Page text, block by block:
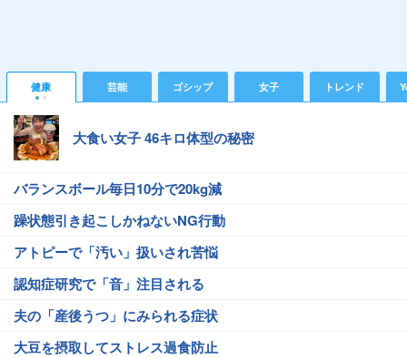
健康 芸能 ゴシップ 女子 トレンド
大食い女子 46キロ体型の秘密
バランスボール毎日10分で20kg減
躁状態引き起こしかねないNG行動
アトピーで「汚い」扱いされ苦悩
認知症研究で「音」注目される
夫の「産後うつ」にみられる症状
大豆を摂取してストレス過食防止